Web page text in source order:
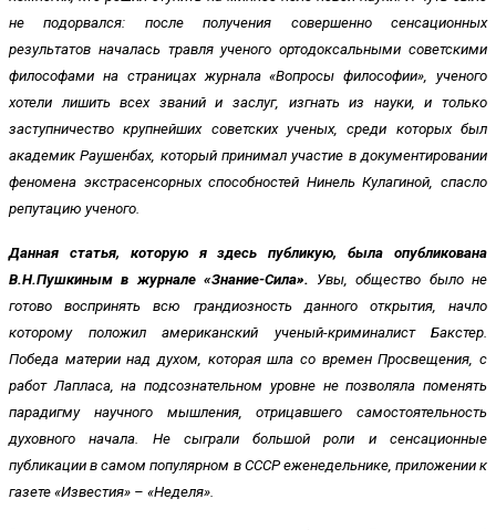
не подорвался: после получения совершенно сенсационных
результатов началась травля ученого ортодоксальными советскими
философами на страницах журнала «Вопросы философии», ученого
хотели лишить всех званий и заслуг, изгнать из науки, и только
заступничество крупнейших советских ученых, среди которых был
академик Раушенбах, который принимал участие в документировании
феномена экстрасенсорных способностей Нинель Кулагиной, спасло
репутацию ученого.
Данная статья, которую я здесь публикую, была опубликована
В.Н.Пушкиным в журнале «Знание-Сила». Увы, общество было не
готово воспринять всю грандиозность данного открытия, начло
которому положил американский ученый-криминалист Бакстер.
Победа материи над духом, которая шла со времен Просвещения, с
работ Лапласа, на подсознательном уровне не позволяла поменять
парадигму научного мышления, отрицавшего самостоятельность
духовного начала. Не сыграли большой роли и сенсационные
публикации в самом популярном в СССР еженедельнике, приложении к
газете «Известия» – «Неделя».